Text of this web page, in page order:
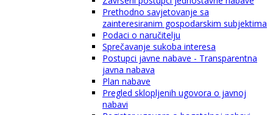
Prethodno savjetovanje sa
zainteresiranim gospodarskim subjektima
Podaci o naručitelju
Sprečavanje sukoba interesa
Postupci javne nabave - Transparentna
javna nabava
Plan nabave
Pregled sklopljenih ugovora o javnoj
nabavi